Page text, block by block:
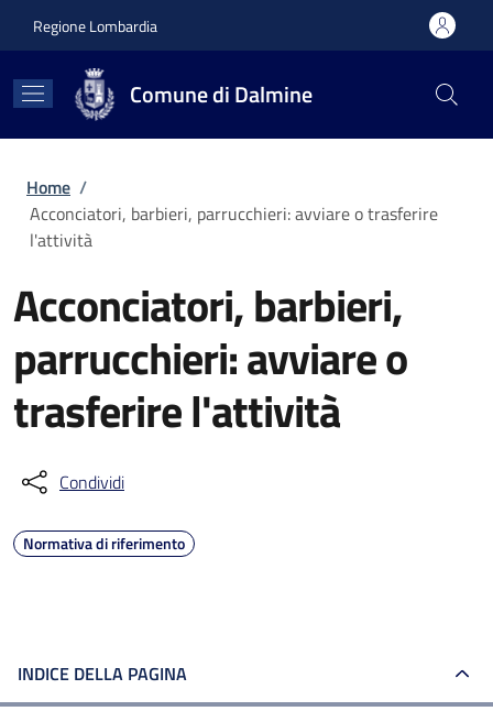
Regione Lombardia
Comune di Dalmine
Briciole di pane
Home /
Acconciatori, barbieri, parrucchieri: avviare o trasferire
l'attività
Acconciatori, barbieri,
parrucchieri: avviare o
trasferire l'attività
Condividi
Normativa di riferimento
INDICE DELLA PAGINA